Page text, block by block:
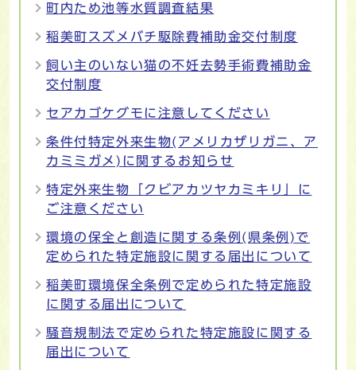
町内ため池等水質調査結果
稲美町スズメバチ駆除費補助金交付制度
飼い主のいない猫の不妊去勢手術費補助金
交付制度
セアカゴケグモに注意してください
条件付特定外来生物(アメリカザリガニ、ア
カミミガメ)に関するお知らせ
特定外来生物「クビアカツヤカミキリ」に
ご注意ください
環境の保全と創造に関する条例(県条例)で
定められた特定施設に関する届出について
稲美町環境保全条例で定められた特定施設
に関する届出について
騒音規制法で定められた特定施設に関する
届出について